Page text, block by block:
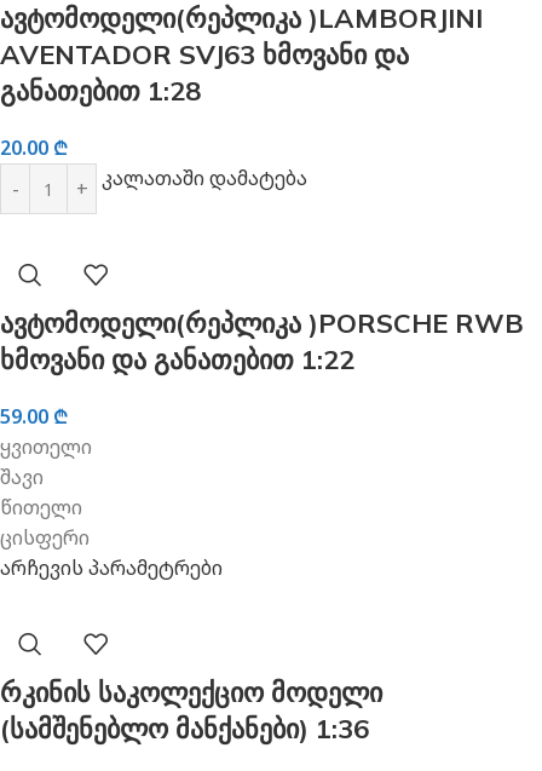
ავტომოდელი(რეპლიკა )LAMBORJINI
AVENTADOR SVJ63 ხმოვანი და
განათებით 1:28
20.00 ₾
კალათაში დამატება
ავტომოდელი(რეპლიკა )PORSCHE RWB
ხმოვანი და განათებით 1:22
59.00 ₾
ყვითელი
შავი
წითელი
ცისფერი
არჩევის პარამეტრები
რკინის საკოლექციო მოდელი
(სამშენებლო მანქანები) 1:36